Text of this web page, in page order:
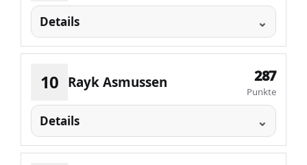
Details
10 Rayk Asmussen 287
Punkte
Details